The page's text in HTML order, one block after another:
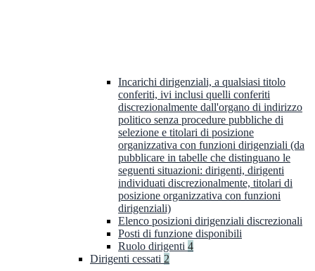
Incarichi dirigenziali, a qualsiasi titolo
conferiti, ivi inclusi quelli conferiti
discrezionalmente dall'organo di indirizzo
politico senza procedure pubbliche di
selezione e titolari di posizione
organizzativa con funzioni dirigenziali (da
pubblicare in tabelle che distinguano le
seguenti situazioni: dirigenti, dirigenti
individuati discrezionalmente, titolari di
posizione organizzativa con funzioni
dirigenziali)
Elenco posizioni dirigenziali discrezionali
Posti di funzione disponibili
Ruolo dirigenti 4
Dirigenti cessati 2